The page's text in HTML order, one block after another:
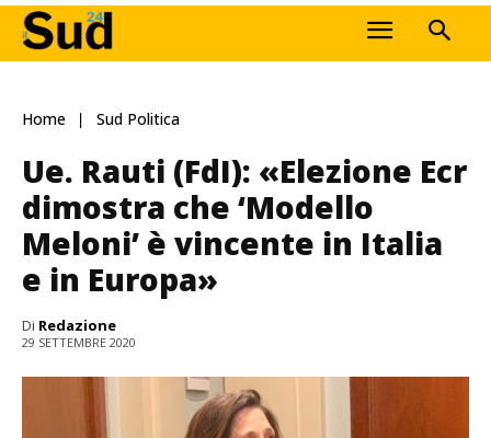
Home Sud Politica
Ue. Rauti (FdI): «Elezione Ecr
dimostra che ‘Modello
Meloni’ è vincente in Italia
e in Europa»
Di Redazione
29 SETTEMBRE 2020